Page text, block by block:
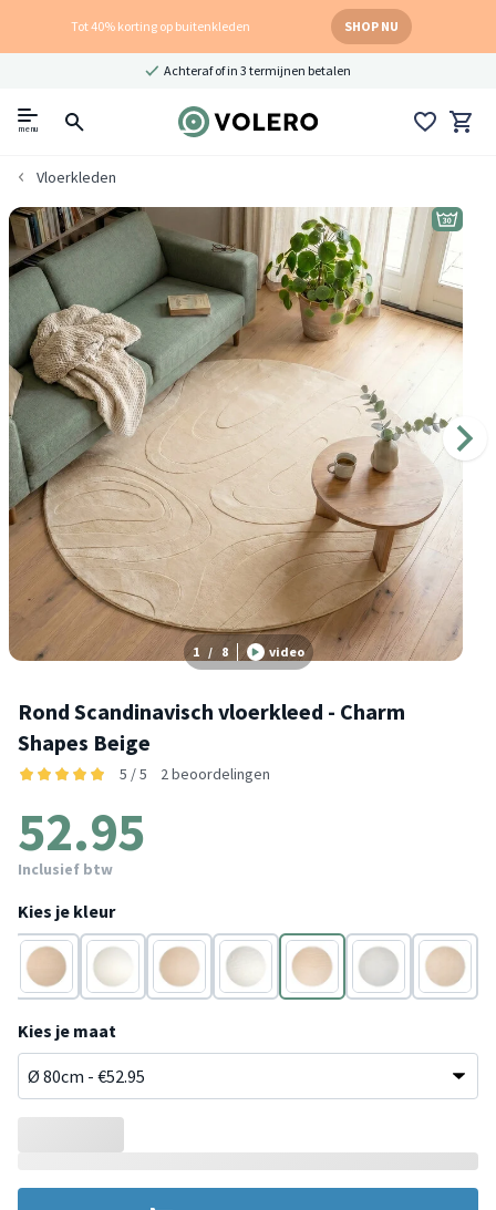
Tot 40% korting op buitenkleden SHOP NU
Achteraf of in 3 termijnen betalen
menu
Vloerkleden
1 / 8 video
Rond Scandinavisch vloerkleed - Charm
Shapes Beige
5 / 5 2 beoordelingen
52.95
Inclusief btw
Kies je kleur
Beige Wit Beige Wit Beige Wit
Beige
Kies je maat